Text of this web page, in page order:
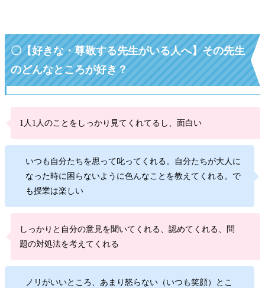
〇【好きな・尊敬する先生がいる人へ】その先生
のどんなところが好き？
1人1人のことをしっかり見てくれてるし、面白い
いつも自分たちを思って叱ってくれる。自分たちが大人に
なった時に困らないように色んなことを教えてくれる。で
も授業は楽しい
しっかりと自分の意見を聞いてくれる、認めてくれる、問
題の対処法を考えてくれる
ノリがいいところ、あまり怒らない（いつも笑顔）とこ